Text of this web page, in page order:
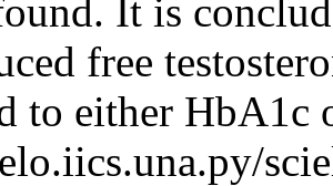
It is
free
to either HbA1c